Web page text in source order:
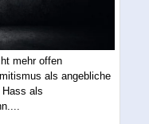
mehr offen
als angebliche
als